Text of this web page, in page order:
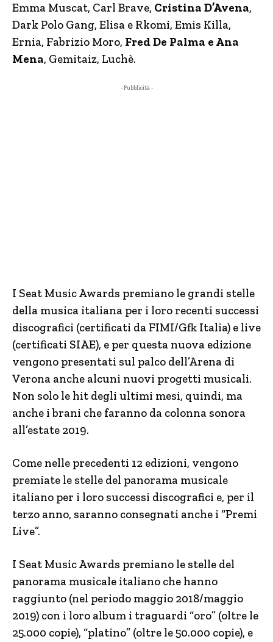
Emma Muscat, Carl Brave, Cristina D’Avena,
Dark Polo Gang, Elisa e Rkomi, Emis Killa,
Ernia, Fabrizio Moro, Fred De Palma e Ana
Mena, Gemitaiz, Luchè.
- Pubblicità -
I Seat Music Awards premiano le grandi stelle
della musica italiana per i loro recenti successi
discografici (certificati da FIMI/Gfk Italia) e live
(certificati SIAE), e per questa nuova edizione
vengono presentati sul palco dell’Arena di
Verona anche alcuni nuovi progetti musicali.
Non solo le hit degli ultimi mesi, quindi, ma
anche i brani che faranno da colonna sonora
all’estate 2019.
Come nelle precedenti 12 edizioni, vengono
premiate le stelle del panorama musicale
italiano per i loro successi discografici e, per il
terzo anno, saranno consegnati anche i “Premi
Live”.
I Seat Music Awards premiano le stelle del
panorama musicale italiano che hanno
raggiunto (nel periodo maggio 2018/maggio
2019) con i loro album i traguardi “oro” (oltre le
25.000 copie), “platino” (oltre le 50.000 copie), e